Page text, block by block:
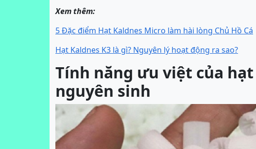
Xem thêm:
5 Đặc điểm Hạt Kaldnes Micro làm hài lòng Chủ Hồ Cá
Hạt Kaldnes K3 là gì? Nguyên lý hoạt động ra sao?
Tính năng ưu việt của
nguyên sinh